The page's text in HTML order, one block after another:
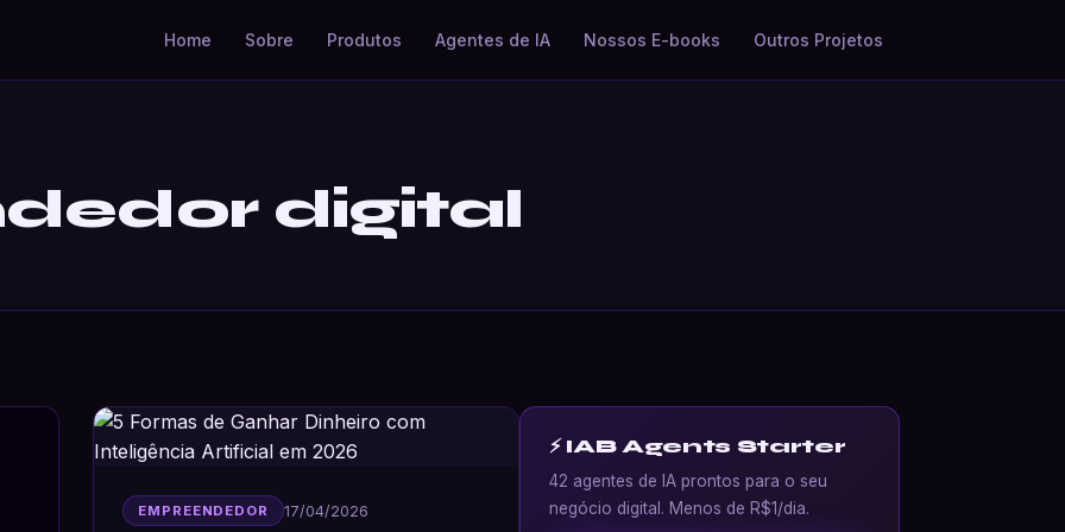
Home Sobre Produtos Agentes de IA Nossos E-books Outros Projetos
digital
EMPREENDEDOR 17/04/2026
⚡ IAB Agents Starter
42 agentes de IA prontos para o seu
negócio digital. Menos de R$1/dia.